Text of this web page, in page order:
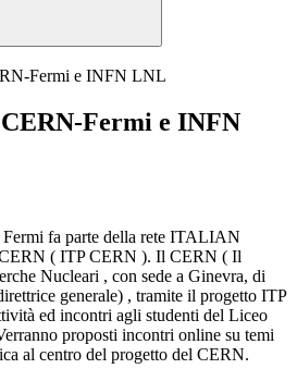
Fermi e INFN LNL
Fermi e INFN
fa parte della rete ITALIAN
( ITP CERN ). Il CERN ( Il
Nucleari , con sede a Ginevra, di
generale) , tramite il progetto ITP
ed incontri agli studenti del Liceo
proposti incontri online su temi
al centro del progetto del CERN.